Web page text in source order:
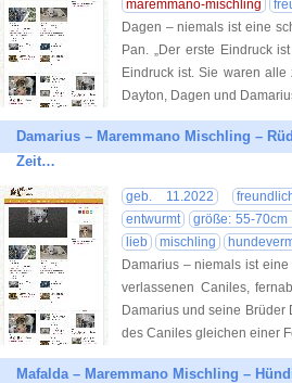
maremmano-mischling
Dagen – niemals ist eine
Pan. „Der erste Eindruck
Eindruck ist. Sie waren
Dayton, Dagen und
Damarius – Maremmano Mischling –
Zeit…
geb. 11.2022
entwurmt
größe: 55-70cm
lieb
mischling
Damarius – niemals ist
verlassenen Caniles,
Damarius und seine Brüder
des Caniles gleichen einer
Mafalda – Maremmano Mischling –